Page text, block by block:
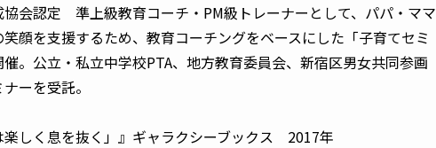
会認定 準上級教育コーチ・PM級トレーナーとして、パパ・ママ
顔を支援するため、教育コーチングをベースにした「子育てセミ
。公立・私立中学校PTA、地方教育委員会、新宿区男女共同参画
ーを受託。
しく息を抜く」』ギャラクシーブックス 2017年